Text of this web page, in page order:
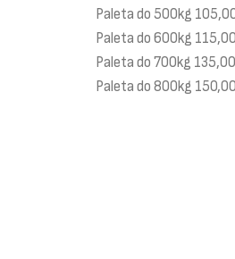
Paleta do 500kg
Paleta do 600kg
Paleta do 700kg
Paleta do 800kg